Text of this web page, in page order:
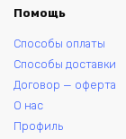
Помощь
Способы оплаты
Способы доставки
Договор — оферта
О нас
Профиль